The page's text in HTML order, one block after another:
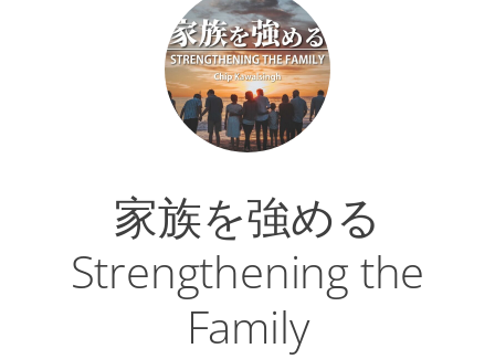
家族を強める
Strengthening the
Family